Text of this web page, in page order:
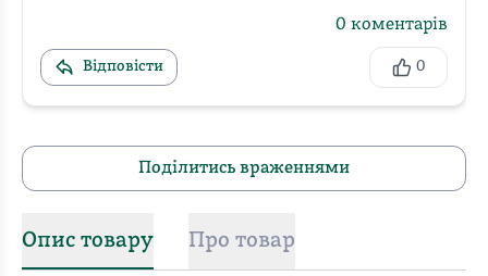
0 коментарів
Відповісти 0
Поділитись враженнями
Опис товару Про товар